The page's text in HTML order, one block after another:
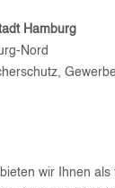
Hamburg
Nord
wir Ihnen als